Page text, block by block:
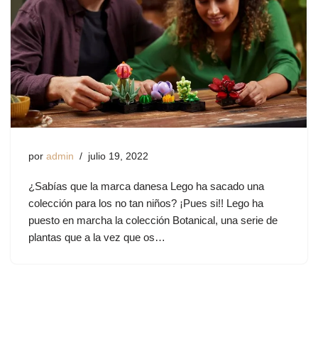
por admin julio 19, 2022
¿Sabías que la marca danesa Lego ha sacado una
colección para los no tan niños? ¡Pues si!! Lego ha
puesto en marcha la colección Botanical, una serie de
plantas que a la vez que os…